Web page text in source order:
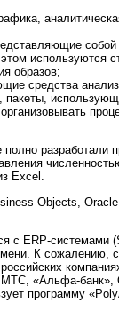
используются
образов;
средства
разработали
Excel.
Objects,
с ERP-системами
К сожалению,
МТС, «Альфа-
программу